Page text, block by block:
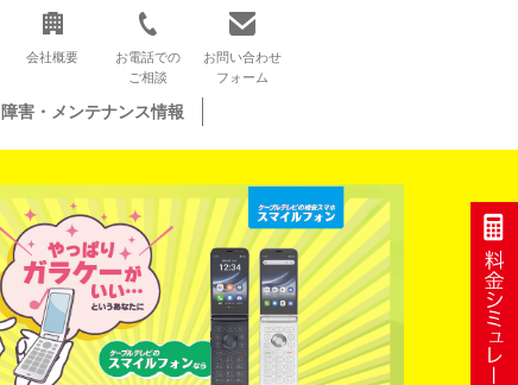
会社概要
お電話での
ご相談
お問い合わせ
フォーム
障害・メンテナンス情報